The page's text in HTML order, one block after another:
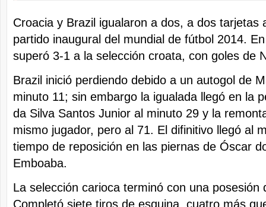
Croacia y Brazil igualaron a dos, a dos tarjetas
partido inaugural del mundial de fútbol 2014.
superó 3-1 a la selección croata, con goles de
Brazil inició perdiendo debido a un autogol de
minuto 11; sin embargo la igualada llegó en la
da Silva Santos Junior al minuto 29 y la
mismo jugador, pero al 71. El difinitivo llegó al
tiempo de reposición en las piernas de Óscar
Emboaba.
La selección carioca terminó con una posesión
Completó siete tiros de esquina, cuatro más